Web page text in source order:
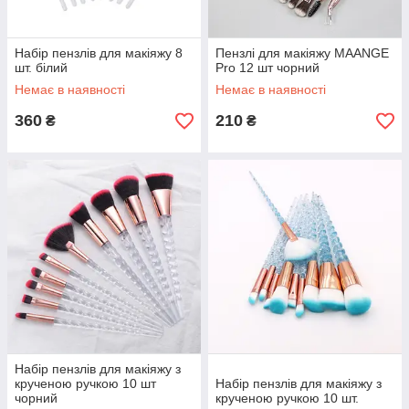
Правильна техніка нанесення: Для досягнення
професійного результату важливо освоїти правильну
техніку нанесення. Наприклад, кругові рухи пензлем
допомагають рівномірно розтушовувати продукт, а легкі
торкання забезпечують природне покриття.
Регулярне чищення пензлів: Для підтримання гігієни
та довговічності пензлів важливо регулярно їх чистити.
косметики і запобігти розмноженню бактерій.
Зберігання пензлів: Зберігайте пензлі в сухому і
чистому місці, бажано у вертикальному положенні або
в спеціальному футлярі. Це допомагає зберегти їхню
форму й уникнути деформації ворсинок.
Під час вибору пензлів для макіяжу важливо
враховувати кілька факторів:
Якість матеріалів: Вибирайте пензлі з якісних
продуктів, а синтетичні - для кремових і рідких засобів.
Форма і розмір пензля: Форма пензля має
Набір пензлів для макіяжу 8
шт. білий
Немає в наявності
360 ₴
Пензлі для макіяжу MAANGE
Pro 12 шт чорний
Немає в наявності
210 ₴
Набір пензлів для макіяжу з
крученою ручкою 10 шт
чорний
Набір пензлів для макіяжу з
крученою ручкою 10 шт.